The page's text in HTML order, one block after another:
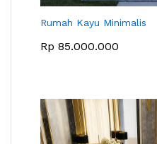
Rumah Kayu Minimalis
Rp 85.000.000